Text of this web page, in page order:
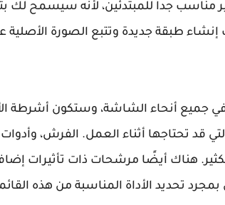
مناسب جداً للمبتدئين، لأنه سيسمح
طبقة جديدة وتتبع الصورة
أنحاء الشاشة، وستكون أشرطة
قد تحتاجها أثناء العمل. الفرش،
هناك أيضًا مرشحات ذات تأثيرات
تحديد الأداة المناسبة من هذه